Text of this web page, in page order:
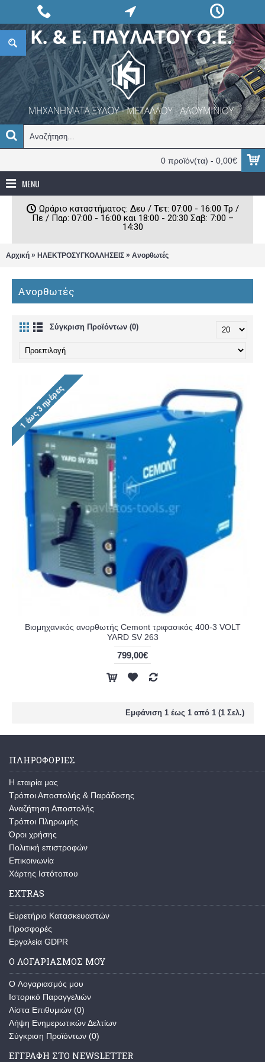
0 προϊόν(τα) - 0,00€
MENU
Ωράριο καταστήματος: Δευ / Τετ: 07:00 - 16:00 Τρ /
Πε / Παρ: 07:00 - 16:00 και 18:00 - 20:30 Σαβ: 7:00 –
14:30
Αρχική » ΗΛΕΚΤΡΟΣΥΓΚΟΛΛΗΣΕΙΣ » Ανορθωτές
Ανορθωτές
Σύγκριση Προϊόντων (0)
Βιομηχανικός ανορθωτής Cemont τριφασικός 400-3 VOLT
YARD SV 263
799,00€
Εμφάνιση 1 έως 1 από 1 (1 Σελ.)
ΠΛΗΡΟΦΟΡΙΕΣ
Η εταιρία μας
Τρόποι Αποστολής & Παράδοσης
Αναζήτηση Αποστολής
Τρόποι Πληρωμής
Όροι χρήσης
Πολιτική επιστροφών
Επικοινωνία
Χάρτης Ιστότοπου
EXTRAS
Ευρετήριο Κατασκευαστών
Προσφορές
Εργαλεία GDPR
Ο ΛΟΓΑΡΙΑΣΜΟΣ ΜΟΥ
O Λογαριασμός μου
Ιστορικό Παραγγελιών
Λίστα Επιθυμιών (0)
Λήψη Ενημερωτικών Δελτίων
Σύγκριση Προϊόντων (0)
ΕΓΓΡΑΦΗ ΣΤΟ NEWSLETTER